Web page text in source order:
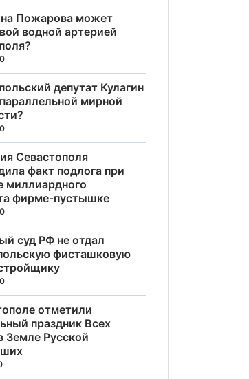
на Пожарова может
водной артерией
0
депутат Кулагин
мирной
0
Севастополя
факт подлога при
миллиардного
фирме-пустышке
0
суд РФ не отдал
фисташковую
0
отметили
праздник Всех
Земле Русской